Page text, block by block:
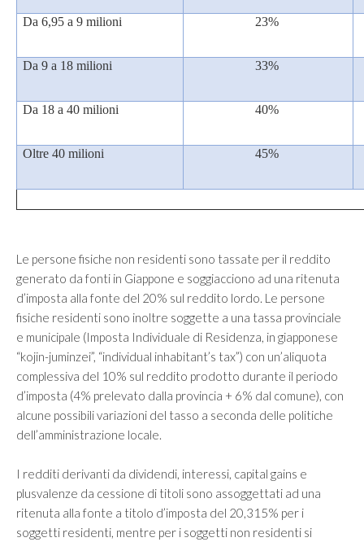
Da 6,95 a 9 milioni 23%
Da 9 a 18 milioni 33%
Da 18 a 40 milioni 40%
Oltre 40 milioni 45%
Le persone fisiche non residenti sono tassate per il reddito
generato da fonti in Giappone e soggiacciono ad una ritenuta
d’imposta alla fonte del 20% sul reddito lordo. Le persone
fisiche residenti sono inoltre soggette a una tassa provinciale
e municipale (Imposta Individuale di Residenza, in giapponese
“kojin-juminzei”, “individual inhabitant’s tax”) con un’aliquota
complessiva del 10% sul reddito prodotto durante il periodo
d’imposta (4% prelevato dalla provincia + 6% dal comune), con
alcune possibili variazioni del tasso a seconda delle politiche
dell’amministrazione locale.
I redditi derivanti da dividendi, interessi, capital gains e
plusvalenze da cessione di titoli sono assoggettati ad una
ritenuta alla fonte a titolo d’imposta del 20,315% per i
soggetti residenti, mentre per i soggetti non residenti si